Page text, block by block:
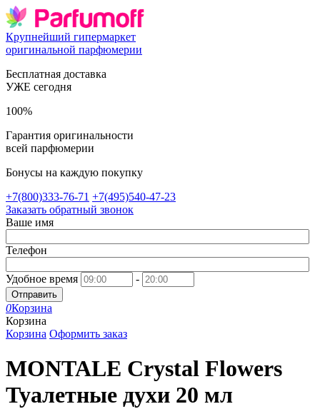
Крупнейший гипермаркет
оригинальной парфюмерии
Бесплатная доставка
УЖЕ сегодня
100%
Гарантия оригинальности
всей парфюмерии
Бонусы на каждую покупку
+7(800)333-76-71 +7(495)540-47-23
Заказать обратный звонок
Ваше имя
Телефон
Удобное время -
Отправить
0Корзина
Корзина
Корзина Оформить заказ
MONTALE Crystal Flowers
Туалетные духи 20 мл